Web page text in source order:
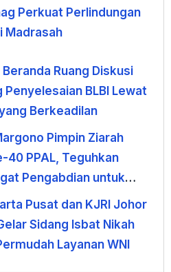
Perkuat Perlindungan
Madrasah
Beranda Ruang Diskusi
Penyelesaian BLBI Lewat
Berkeadilan
Pimpin Ziarah
40 PPAL, Teguhkan
Pengabdian untuk
Pusat dan KJRI Johor
Sidang Isbat Nikah
Layanan WNI